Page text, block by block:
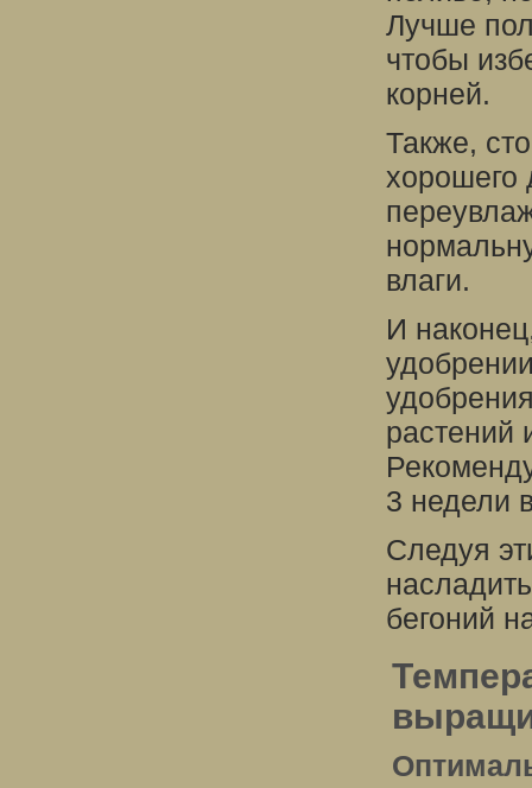
Лучше
чтобы
корней.
Также,
хорошего
влаги.
И
растений
3 недели
Следуя
бегоний